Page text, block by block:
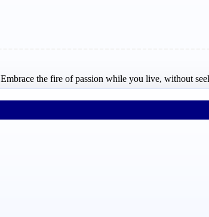
Embrace the fire of passion while you live, without